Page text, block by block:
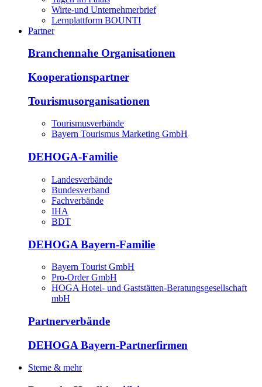
Wirte-und Unternehmerbrief
Lernplattform BOUNTI
Partner
Branchennahe Organisationen
Kooperationspartner
Tourismusorganisationen
Tourismusverbände
Bayern Tourismus Marketing GmbH
DEHOGA-Familie
Landesverbände
Bundesverband
Fachverbände
IHA
BDT
DEHOGA Bayern-Familie
Bayern Tourist GmbH
Pro-Order GmbH
HOGA Hotel- und Gaststätten-Beratungsgesellschaft
mbH
Partnerverbände
DEHOGA Bayern-Partnerfirmen
Sterne & mehr